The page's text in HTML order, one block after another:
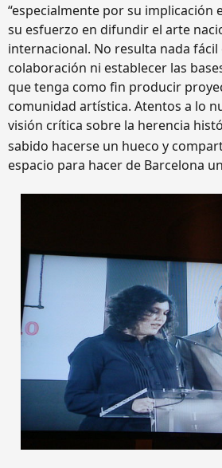
“especialmente por su implicación
su esfuerzo en difundir el arte
internacional. No resulta nada fácil
colaboración ni establecer las
que tenga como fin producir
comunidad artística. Atentos a lo
visión crítica sobre la herencia
sabido hacerse un hueco y
espacio para hacer de Barcelona